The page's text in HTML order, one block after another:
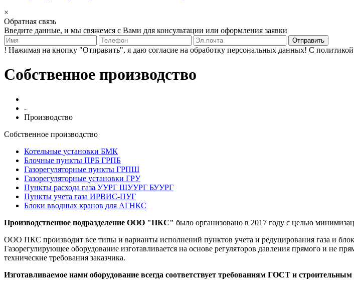
×
Обратная связь
Введите данные, и мы свяжемся с Вами для консультации или оформления заявки
Отправить
! Нажимая на кнопку "Отправить", я даю согласие на обработку персональных данных! С
Собственное производство
-
Производство
Собственное производство
Котельные установки БМК
Блочные пункты ПРБ ГРПБ
Газорегуляторные пункты ГРПШ
Газорегуляторные установки ГРУ
Пункты расхода газа УУРГ ШУУРГ БУУРГ
Пункты учета газа ИРВИС-ПУГ
Блоки вводных кранов для АГНКС
Производственное подразделение ООО "ПКС" было организовано в 2017 году с целью
ООО ПКС производит все типы и варианты исполнений пунктов учета и редуцирования газа и
Газорегулирующее оборудование изготавливается на основе регуляторов давления прямого и не
технические требования заказчика.
Изготавливаемое нами оборудование всегда соответствует требованиям ГОСТ и